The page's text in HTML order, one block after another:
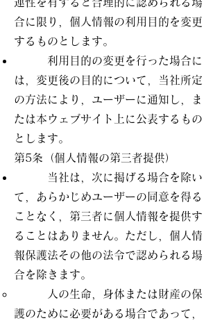
合に限り，個人情報の利用目的を変更
するものとします。
利用目的の変更を行った場合に
は，変更後の目的について，当社所定
の方法により，ユーザーに通知し，ま
たは本ウェブサイト上に公表するもの
とします。
第5条（個人情報の第三者提供）
当社は，次に掲げる場合を除い
て，あらかじめユーザーの同意を得る
ことなく，第三者に個人情報を提供す
ることはありません。ただし，個人情
報保護法その他の法令で認められる場
合を除きます。
人の生命，身体または財産の保
護のために必要がある場合であって，